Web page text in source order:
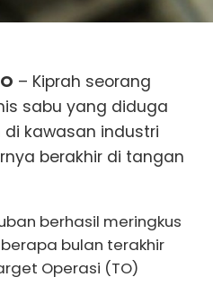
– Kiprah seorang
sabu yang diduga
kawasan industri
berakhir di tangan
berhasil meringkus
bulan terakhir
Operasi (TO)